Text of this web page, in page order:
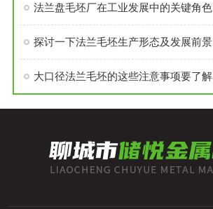
法兰盘毛坯厂在工业发展中的关键角色
探讨一下法兰毛坯生产形态及发展前景
大口径法兰毛坯的这些注意事项要了解